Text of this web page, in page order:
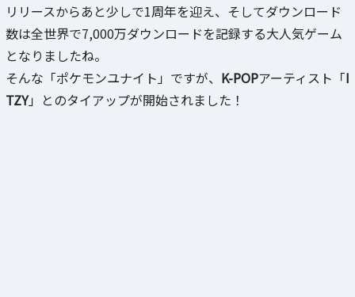
リリースからあと少しで1周年を迎え、そしてダウンロード
数は全世界で7,000万ダウンロードを記録する大人気ゲーム
となりましたね。
そんな「ポケモンユナイト」ですが、 K-POPアーティスト「I
TZY」とのタイアップが開始されました！